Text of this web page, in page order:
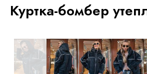
Куртка-бомбер